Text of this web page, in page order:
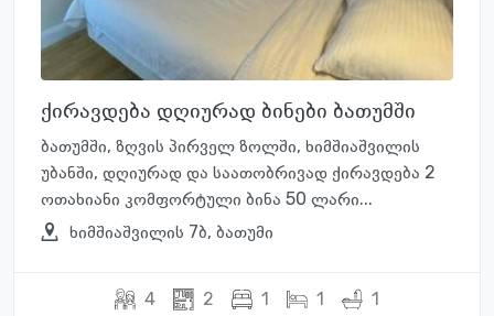
ქირავდება დღიურად ბინები ბათუმში
ბათუმში, ზღვის პირველ ზოლში, ხიმშიაშვილის
უბანში, დღიურად და საათობრივად ქირავდება 2
ოთახიანი კომფორტული ბინა 50 ლარი...
ხიმშიაშვილის 7ბ, ბათუმი
4 2 1 1 1